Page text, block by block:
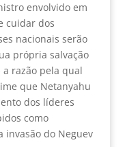
envolvido em
cuidar dos
nacionais serão
própria salvação
a razão pela qual
que Netanyahu
dos líderes
como
invasão do Neguev